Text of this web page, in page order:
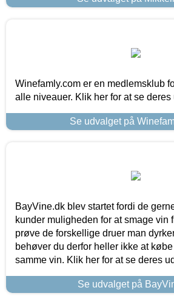
Winefamly.com er en medlemsklub
alle niveauer. Klik her for at se deres
Se udvalget på
BayVine.dk blev startet fordi de
kunder muligheden for at smage vin
prøve de forskellige druer man
behøver du derfor heller ikke at
samme vin. Klik her for at se deres
Se udvalget på